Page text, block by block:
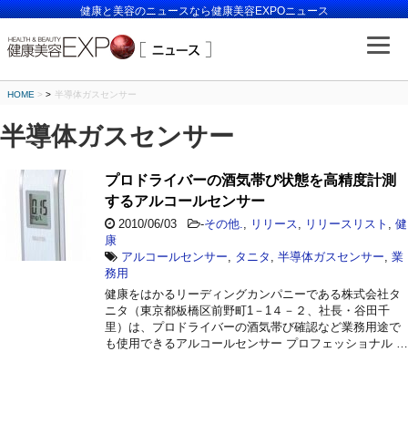
健康と美容のニュースなら健康美容EXPOニュース
HOME > 半導体ガスセンサー
半導体ガスセンサー
プロドライバーの酒気帯び状態を高精度計測
するアルコールセンサー
2010/06/03 -その他. リリース リリースリスト
健
康
アルコールセンサー
タニタ 半導体ガスセンサー 業
務用
健康をはかるリーディングカンパニーである株式会社タ
ニタ（東京都板橋区前野町1－1４－２、社長・谷田千
里）は、プロドライバーの酒気帯び確認など業務用途で
も使用できるアルコールセンサー プロフェッショナル …